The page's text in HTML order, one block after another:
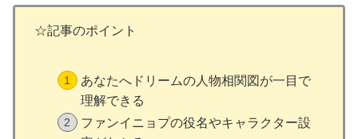
☆記事のポイント
あなたへドリームの人物相関図が一目で
理解できる
ファンイニョプの役名やキャラクター設